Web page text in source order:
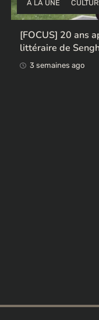
À LA UNE
Ces ex-
œuvres